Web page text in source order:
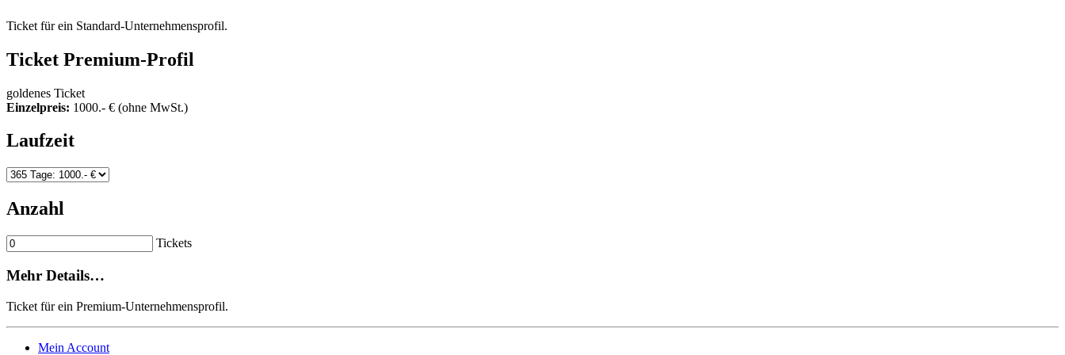
Ticket für ein Standard-Unternehmensprofil.
Ticket Premium-Profil
goldenes Ticket
Einzelpreis: 1000.- € (ohne MwSt.)
Laufzeit
Anzahl
Tickets
Mehr Details…
Ticket für ein Premium-Unternehmensprofil.
Mein Account